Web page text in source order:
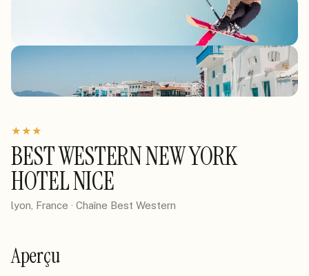
★★★
BEST WESTERN NEW YORK
HOTEL NICE
lyon, France · Chaîne Best Western
Aperçu